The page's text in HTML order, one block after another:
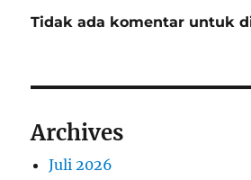
Tidak ada komentar untuk
Archives
Juli 2026